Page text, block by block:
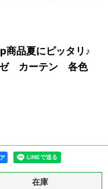
商品夏にピッタリ♪
ゼ カーテン 各色
在庫